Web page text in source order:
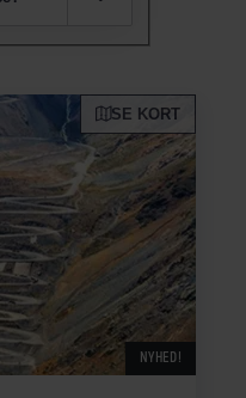
SE KORT
NYHED!